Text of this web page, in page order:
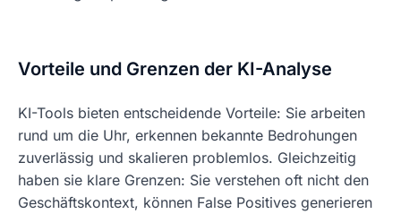
Vorteile und Grenzen der KI-Analyse
KI-Tools bieten entscheidende Vorteile: Sie arbeiten
rund um die Uhr, erkennen bekannte Bedrohungen
zuverlässig und skalieren problemlos. Gleichzeitig
haben sie klare Grenzen: Sie verstehen oft nicht den
Geschäftskontext, können False Positives generieren